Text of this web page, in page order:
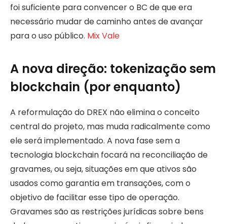
foi suficiente para convencer o BC de que era
necessário mudar de caminho antes de avançar
para o uso público. Mix Vale
A nova direção: tokenização sem
blockchain (por enquanto)
A reformulação do DREX não elimina o conceito
central do projeto, mas muda radicalmente como
ele será implementado. A nova fase sem a
tecnologia blockchain focará na reconciliação de
gravames, ou seja, situações em que ativos são
usados como garantia em transações, com o
objetivo de facilitar esse tipo de operação.
Gravames são as restrições jurídicas sobre bens